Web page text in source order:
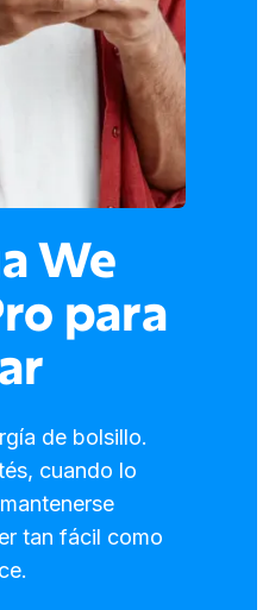
We
para
de bolsillo.
cuando lo
tan fácil como